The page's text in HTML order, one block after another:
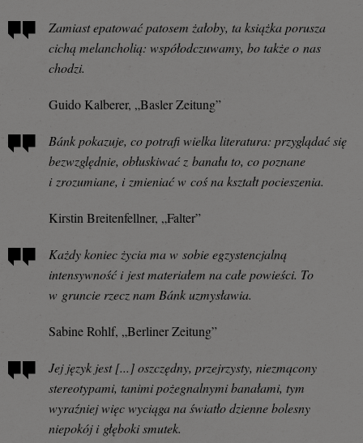
Zamiast epatować patosem żałoby, ta książka porusza
cichą melancholią: współodczuwamy, bo także o nas
chodzi.
Guido Kalberer, „Basler Zeitung”
Bánk pokazuje, co potrafi wielka literatura: przyglądać się
bezwzględnie, obłuskiwać z banału to, co poznane
i zrozumiane, i zmieniać w coś na kształt pocieszenia.
Kirstin Breitenfellner, „Falter”
Każdy koniec życia ma w sobie egzystencjalną
intensywność i jest materiałem na całe powieści. To
w gruncie rzecz nam Bánk uzmysławia.
Sabine Rohlf, „Berliner Zeitung”
Jej język jest [...] oszczędny, przejrzysty, niezmącony
stereotypami, tanimi pożegnalnymi banałami, tym
wyraźniej więc wyciąga na światło dzienne bolesny
niepokój i głęboki smutek.